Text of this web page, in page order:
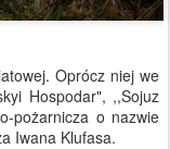
Oprócz niej we
Hospodar", ,,Sojuz
pożarnicza o nazwie
Iwana Klufasa.